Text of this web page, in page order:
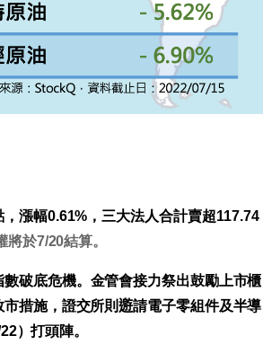
漲幅0.61%，三大法人合計賣超117.74
於7/20結算。
數破底危機。金管會接力祭出鼓勵上市櫃
措施，證交所則𨘋請電子零組件及半導
）打頭陣。